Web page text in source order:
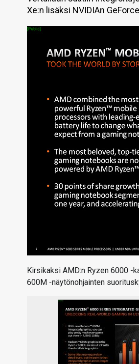
Xe:n lisäksi NVIDIAn
Kirsikaksi AMD:n Ryzen 6000 -
600M -näytönohjainten